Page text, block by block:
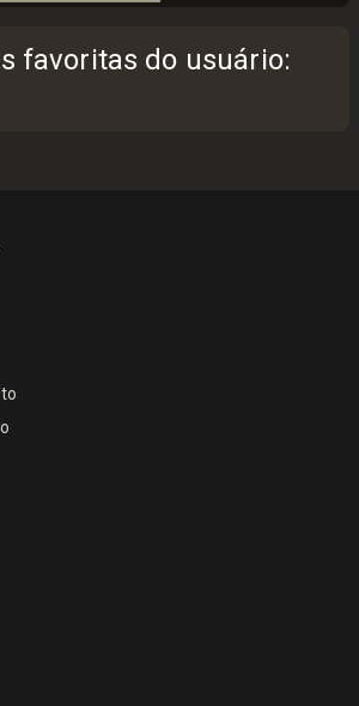
favoritas do usuário: